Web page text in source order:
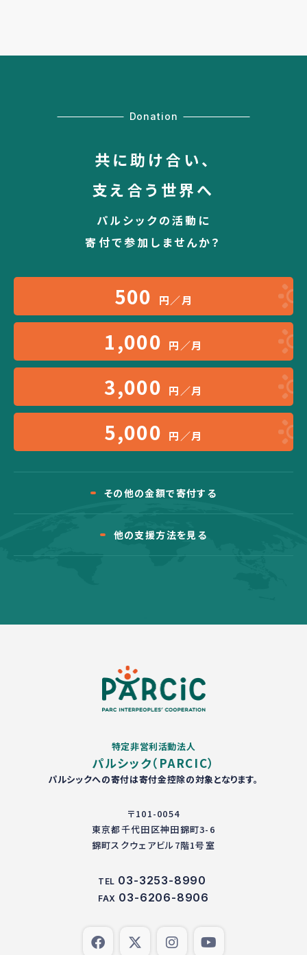
Donation
共に助け合い、
支え合う世界へ
パルシックの活動に
寄付で参加しませんか？
500 円／月
1,000 円／月
3,000 円／月
5,000 円／月
その他の金額で寄付する
他の支援方法を見る
特定非営利活動法人
パルシック（PARCIC）
パルシックへの寄付は寄付金控除の対象となります。
〒101-0054
東京都千代田区神田錦町3-6
錦町スクウェアビル7階1号室
TEL 03-3253-8990
FAX 03-6206-8906